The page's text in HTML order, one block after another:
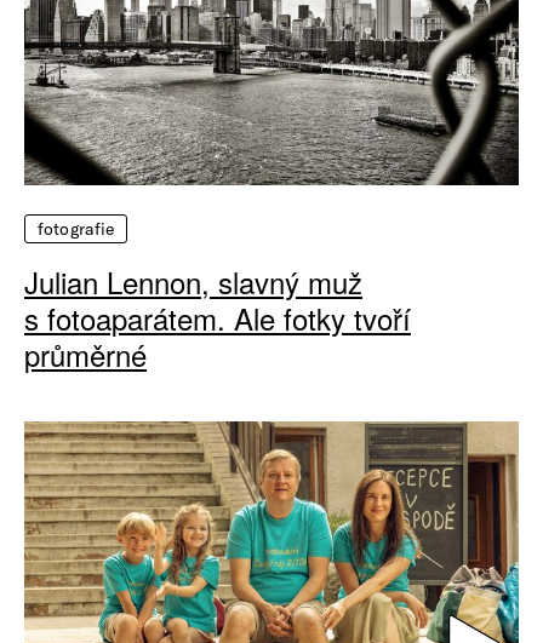
fotografie
Julian Lennon, slavný muž
s fotoaparátem. Ale fotky tvoří
průměrné